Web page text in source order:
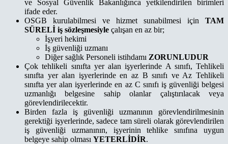
ve Sosyal Güvenlik Bakanlığınca yetkilendirilen birimleri
ifade eder.
OSGB kurulabilmesi ve hizmet sunabilmesi için TAM
SÜRELİ iş sözleşmesiyle çalışan en az bir;
İşyeri hekimi
İş güvenliği uzmanı
Diğer sağlık Personeli istihdamı ZORUNLUDUR
Çok tehlikeli sınıfta yer alan işyerlerinde A sınıfı, Tehlikeli
sınıfta yer alan işyerlerinde en az B sınıfı ve Az Tehlikeli
sınıfta yer alan işyerlerinde en az C sınıfı iş güvenliği belgesi
uzmanlığı belgesine sahip olanlar çalıştırılacak veya
görevlendirilecektir.
Birden fazla iş güvenliği uzmanının görevlendirilmesinin
gerektiği işyerlerinde, sadece tam süreli olarak görevlendirilen
iş güvenliği uzmanının, işyerinin tehlike sınıfına uygun
belgeye sahip olması YETERLİDİR.